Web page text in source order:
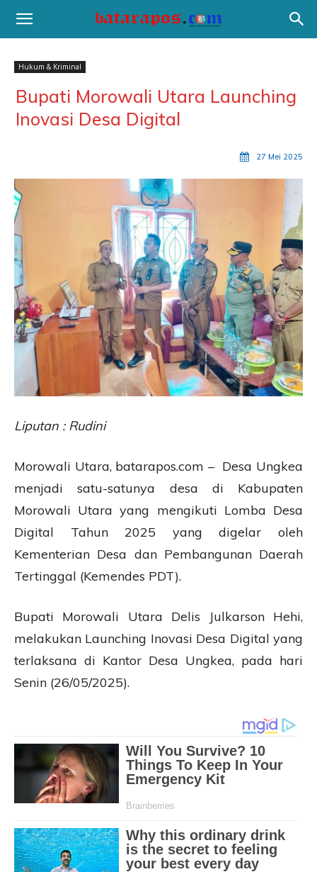
Hukum & Kriminal
Bupati Morowali Utara Launching
Inovasi Desa Digital
27 Mei 2025
Liputan : Rudini
Morowali Utara, batarapos.com – Desa Ungkea
menjadi satu-satunya desa di Kabupaten
Morowali Utara yang mengikuti Lomba Desa
Digital Tahun 2025 yang digelar oleh
Kementerian Desa dan Pembangunan Daerah
Tertinggal (Kemendes PDT).
Bupati Morowali Utara Delis Julkarson Hehi,
melakukan Launching Inovasi Desa Digital yang
terlaksana di Kantor Desa Ungkea, pada hari
Senin (26/05/2025).